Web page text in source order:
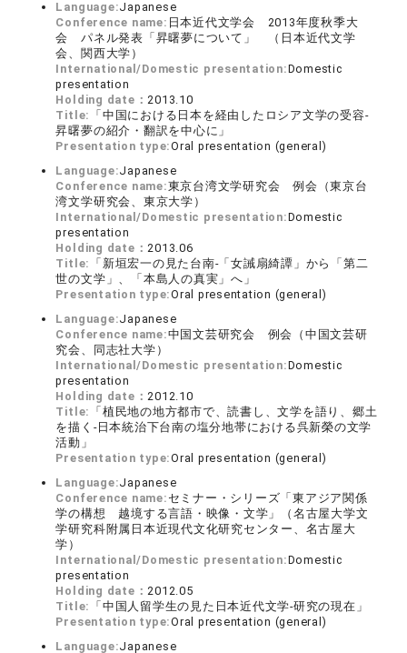
Language:Japanese
Conference name: 日本近代文学会 2013年度秋季大
会 パネル発表「昇曙夢について」 （日本近代文学
会、関西大学）
International/Domestic presentation:Domestic
presentation
Holding date：2013.10
Title: 「中国における日本を経由したロシア文学の受容‐
昇曙夢の紹介・翻訳を中心に」
Presentation type:Oral presentation (general)
Language:Japanese
Conference name:東京台湾文学研究会 例会（東京台
湾文学研究会、東京大学）
International/Domestic presentation:Domestic
presentation
Holding date：2013.06
Title: 「新垣宏一の見た台南‐「女誡扇綺譚」から「第二
世の文学」、「本島人の真実」へ」
Presentation type:Oral presentation (general)
Language:Japanese
Conference name:中国文芸研究会 例会（中国文芸研
究会、同志社大学）
International/Domestic presentation:Domestic
presentation
Holding date：2012.10
Title: 「植民地の地方都市で、読書し、文学を語り、郷土
を描く‐日本統治下台南の塩分地帯における呉新榮の文学
活動」
Presentation type:Oral presentation (general)
Language:Japanese
Conference name: セミナー・シリーズ「東アジア関係
学の構想 越境する言語・映像・文学」（名古屋大学文
学研究科附属日本近現代文化研究センター、名古屋大
学）
International/Domestic presentation:Domestic
presentation
Holding date：2012.05
Title: 「中国人留学生の見た日本近代文学‐研究の現在」
Presentation type:Oral presentation (general)
Language:Japanese